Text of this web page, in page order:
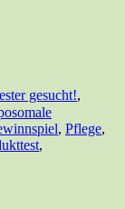
gesucht!,
, Pflege,
,